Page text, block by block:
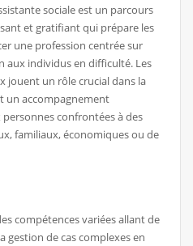
sociale est un parcours
et gratifiant qui prépare les
une profession centrée sur
aux individus en difficulté. Les
jouent un rôle crucial dans la
un accompagnement
confrontées à des
familiaux, économiques ou de
compétences variées allant de
gestion de cas complexes en